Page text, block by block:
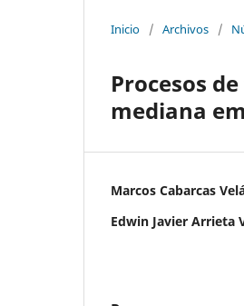
Inicio / Archivos /
Procesos
mediana
Marcos Cabarcas
Edwin Javier Arrieta